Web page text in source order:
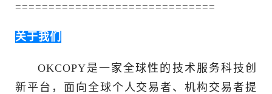
==============================
关于我们
OKCOPY是一家全球性的技术服务科技创
新平台，面向全球个人交易者、机构交易者提